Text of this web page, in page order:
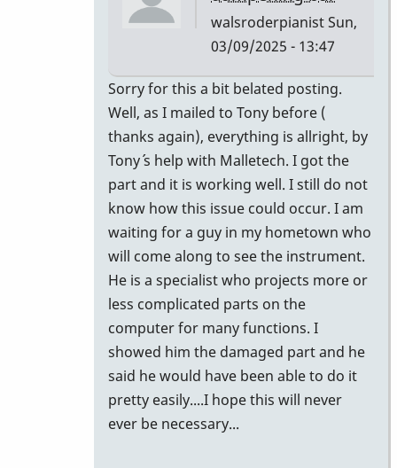
walsroderpianistSun,
03/09/2025 - 13:47
In
reply
to
I
think
he
got
the
part…
by
tonymiceli
Sorry for this a bit belated posting.
Well, as I mailed to Tony before (
thanks again), everything is allright, by
Tony´ s help with Malletech. I got the
part and it is working well. I still do not
know how this issue could occur. I am
waiting for a guy in my hometown who
will come along to see the instrument.
He is a specialist who projects more or
less complicated parts on the
computer for many functions. I
showed him the damaged part and he
said he would have been able to do it
pretty easily....I hope this will never
ever be necessary...